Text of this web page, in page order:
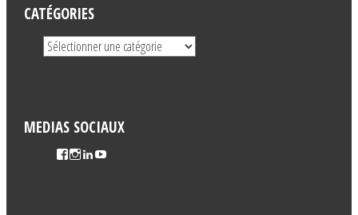
CATÉGORIES
MEDIAS SOCIAUX